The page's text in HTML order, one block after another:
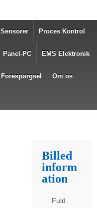
Sensorer Proces Kontrol
Panel-PC EMS Elektronik
Forespørgsel Om os
Billed
inform
ation
Fuld